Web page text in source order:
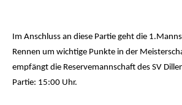
Im Anschluss an diese Partie geht die
Rennen um wichtige Punkte in der
empfängt die Reservemannschaft des SV
Partie: 15:00 Uhr.